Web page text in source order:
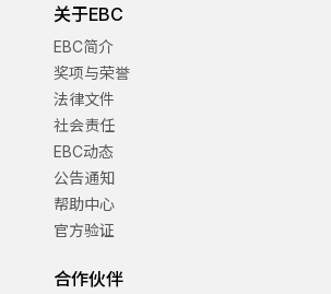
关于EBC
EBC简介
奖项与荣誉
法律文件
社会责任
EBC动态
公告通知
帮助中心
官方验证
合作伙伴